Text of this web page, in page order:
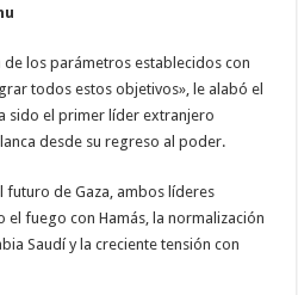
los parámetros establecidos con
todos estos objetivos», le alabó el
sido el primer líder extranjero
desde su regreso al poder.
futuro de Gaza, ambos líderes
fuego con Hamás, la normalización
Saudí y la creciente tensión con